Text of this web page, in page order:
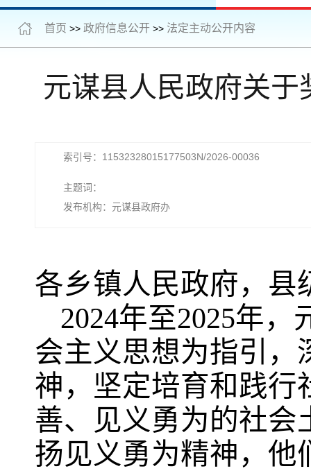
首页 >> 政府信息公开 >> 法定主动公开内容
元谋县人民政府关
索引号：11532328015177503N/2026-00036
主题词：
发布机构：元谋县政府办
各乡镇人民政府，县
2024年至2025年
会主义思想为指引，
神，坚定培育和践行
善、见义勇为的社会
扬见义勇为精神，他